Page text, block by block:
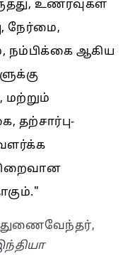
உணர்வுகள்
நேர்மை,
நம்பிக்கை ஆகிய
மற்றும்
தற்சார்பு-
துணைவேந்தர்,